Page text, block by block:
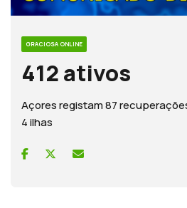
GRACIOSA ONLINE
412 ativos
Açores registam 87
4 ilhas